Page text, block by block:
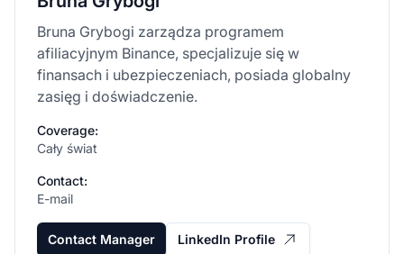
Bruna Grybogi zarządza programem
afiliacyjnym Binance, specjalizuje się w
finansach i ubezpieczeniach, posiada globalny
zasięg i doświadczenie.
Coverage:
Cały świat
Contact:
E-mail
Contact Manager LinkedIn Profile